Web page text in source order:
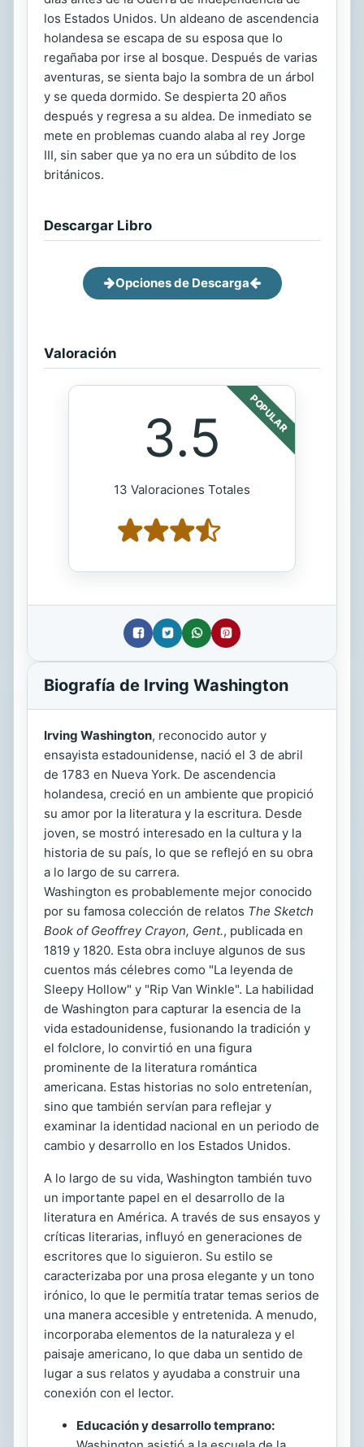
los Estados Unidos. Un aldeano de ascendencia
holandesa se escapa de su esposa que lo
regañaba por irse al bosque. Después de varias
aventuras, se sienta bajo la sombra de un árbol
y se queda dormido. Se despierta 20 años
después y regresa a su aldea. De inmediato se
mete en problemas cuando alaba al rey Jorge
III, sin saber que ya no era un súbdito de los
británicos.
Descargar Libro
Opciones de Descarga
Valoración
POPULAR
3.5
13 Valoraciones Totales
Biografía de Irving Washington
Irving Washington, reconocido autor y
ensayista estadounidense, nació el 3 de abril
de 1783 en Nueva York. De ascendencia
holandesa, creció en un ambiente que propició
su amor por la literatura y la escritura. Desde
joven, se mostró interesado en la cultura y la
historia de su país, lo que se reflejó en su obra
a lo largo de su carrera.
Washington es probablemente mejor conocido
por su famosa colección de relatos The Sketch
Book of Geoffrey Crayon, Gent., publicada en
1819 y 1820. Esta obra incluye algunos de sus
cuentos más célebres como "La leyenda de
Sleepy Hollow" y "Rip Van Winkle". La habilidad
de Washington para capturar la esencia de la
vida estadounidense, fusionando la tradición y
el folclore, lo convirtió en una figura
prominente de la literatura romántica
americana. Estas historias no solo entretenían,
sino que también servían para reflejar y
examinar la identidad nacional en un periodo de
cambio y desarrollo en los Estados Unidos.
A lo largo de su vida, Washington también tuvo
un importante papel en el desarrollo de la
literatura en América. A través de sus ensayos y
críticas literarias, influyó en generaciones de
escritores que lo siguieron. Su estilo se
caracterizaba por una prosa elegante y un tono
irónico, lo que le permitía tratar temas serios de
una manera accesible y entretenida. A menudo,
incorporaba elementos de la naturaleza y el
paisaje americano, lo que daba un sentido de
lugar a sus relatos y ayudaba a construir una
conexión con el lector.
Educación y desarrollo temprano: